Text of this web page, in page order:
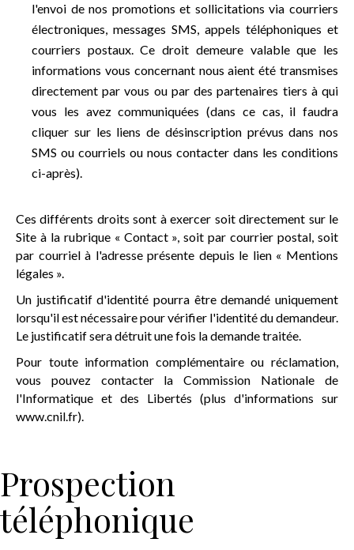
l'envoi de nos promotions et sollicitations via courriers
électroniques, messages SMS, appels téléphoniques et
courriers postaux. Ce droit demeure valable que les
informations vous concernant nous aient été transmises
directement par vous ou par des partenaires tiers à qui
vous les avez communiquées (dans ce cas, il faudra
cliquer sur les liens de désinscription prévus dans nos
SMS ou courriels ou nous contacter dans les conditions
ci-après).
Ces différents droits sont à exercer soit directement sur le
Site à la rubrique « Contact », soit par courrier postal, soit
par courriel à l'adresse présente depuis le lien « Mentions
légales ».
Un justificatif d'identité pourra être demandé uniquement
lorsqu'il est nécessaire pour vérifier l'identité du demandeur.
Le justificatif sera détruit une fois la demande traitée.
Pour toute information complémentaire ou réclamation,
vous pouvez contacter la Commission Nationale de
l'Informatique et des Libertés (plus d'informations sur
www.cnil.fr).
Prospection
téléphonique